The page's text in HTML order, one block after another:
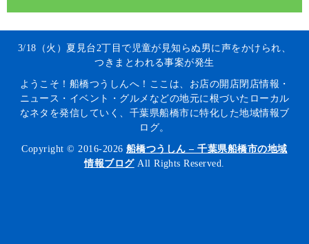
3/18（火）夏見台2丁目で児童が見知らぬ男に声をかけられ、
つきまとわれる事案が発生
ようこそ！船橋つうしんへ！ここは、お店の開店閉店情報・
ニュース・イベント・グルメなどの地元に根づいたローカル
なネタを発信していく、千葉県船橋市に特化した地域情報ブ
ログ。
Copyright © 2016-2026 船橋つうしん – 千葉県船橋市の地域
情報ブログAll Rights Reserved.